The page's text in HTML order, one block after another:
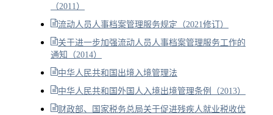
（2011）
流动人员人事档案管理服务规定（2021修订）
关于进一步加强流动人员人事档案管理服务工作的
通知（2014）
中华人民共和国出境入境管理法
中华人民共和国外国人入境出境管理条例（2013）
财政部、国家税务总局关于促进残疾人就业税收优